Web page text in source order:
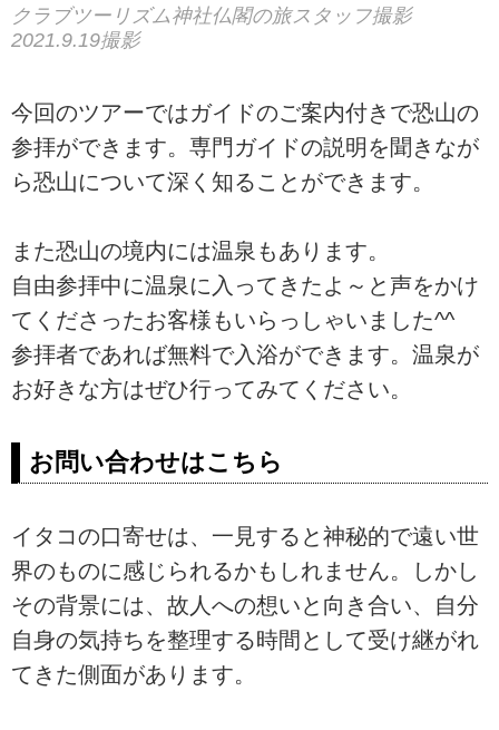
クラブツーリズム神社仏閣の旅スタッフ撮影
2021.9.19撮影
今回のツアーではガイドのご案内付きで恐山の
参拝ができます。専門ガイドの説明を聞きなが
ら恐山について深く知ることができます。
また恐山の境内には温泉もあります。
自由参拝中に温泉に入ってきたよ～と声をかけ
てくださったお客様もいらっしゃいました^^
参拝者であれば無料で入浴ができます。温泉が
お好きな方はぜひ行ってみてください。
お問い合わせはこちら
イタコの口寄せは、一見すると神秘的で遠い世
界のものに感じられるかもしれません。しかし
その背景には、故人への想いと向き合い、自分
自身の気持ちを整理する時間として受け継がれ
てきた側面があります。